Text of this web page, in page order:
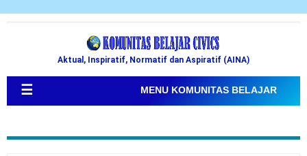
Aktual, Inspiratif, Normatif dan Aspiratif (AINA)
☰ MENU KOMUNITAS BELAJAR